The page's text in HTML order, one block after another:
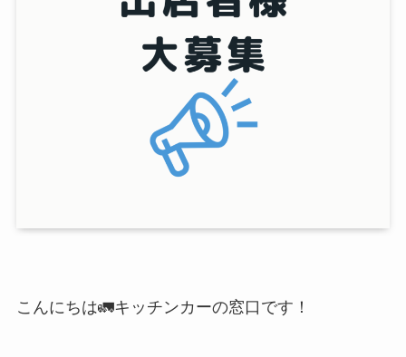
こんにちは🚛キッチンカーの窓口です！